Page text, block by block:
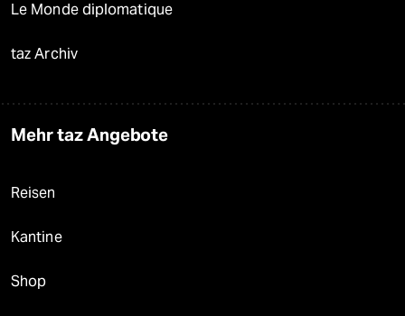
Le Monde diplomatique
taz Archiv
Mehr taz Angebote
Reisen
Kantine
Shop